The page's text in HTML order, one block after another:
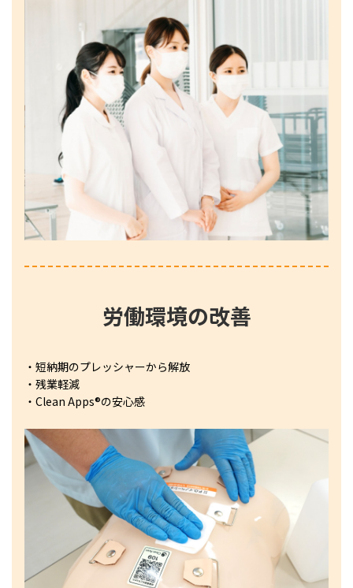
労働環境の改善
・短納期のプレッシャーから解放
・残業軽減
・Clean Apps®の安心感